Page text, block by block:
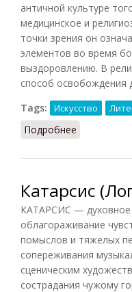
античной культуре
медицинское и
точки зрения он
элементов во время
выздоровлению. В
способ освобождения
Tags:
Искусство
Подробнее
Катарсис
КАТАРСИС — духовное
облагораживание
помыслов и тяжелых
сопереживания
сценическим
сострадания чужому